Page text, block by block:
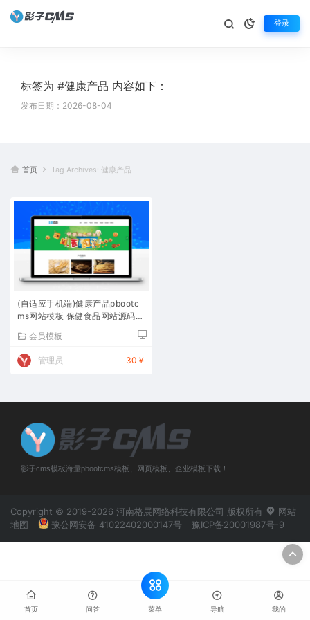
登录
标签为 #健康产品 内容如下：
发布日期：2026-08-04
首页 Tag Archives: 健康产品
(自适应手机端)健康产品pbootc
ms网站模板 保健食品网站源码下
会员模板
管理员 30￥
影子cms模板海量pbootcms模板、网页模板、企业模板下载！
Copyright © 2019-2026 河南格展网络科技有限公司 版权所有
网站
地图
豫公网安备 41022402000147号 豫ICP备20001987号-9
首页 问答 菜单 导航 我的